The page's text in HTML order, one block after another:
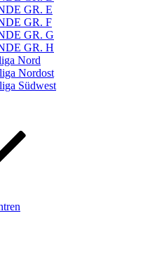
GR. E
GR. F
GR. G
GR. H
Nord
Nordost
Südwest